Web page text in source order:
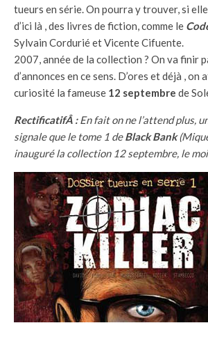
tueurs en série. On pourra y trouver, si
d’ici là , des livres de fiction, comme le
Sylvain Cordurié et Vicente Cifuente.
2007, année de la collection ? On va finir
d’annonces en ce sens. D’ores et déjà , on
curiosité la fameuse 12 septembre de
RectificatifÂ :En fait on ne l’attend plus,
signale que le tome 1 deBlack Bank
inauguré la collection 12 septembre, le